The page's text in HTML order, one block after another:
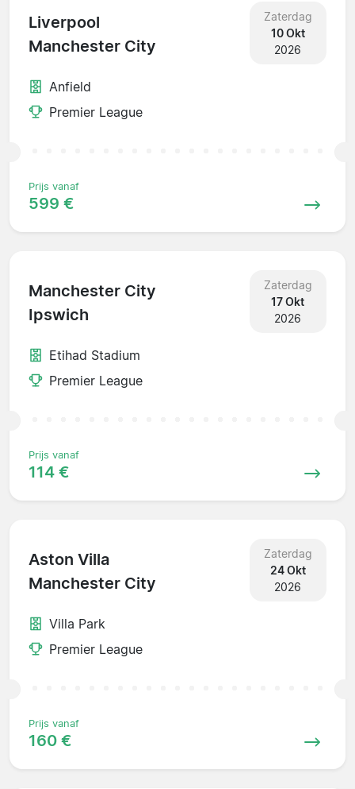
Liverpool
Manchester City
Zaterdag
10 Okt
2026
Anfield
Premier League
Prijs vanaf
599 €
Manchester City
Ipswich
Zaterdag
17 Okt
2026
Etihad Stadium
Premier League
Prijs vanaf
114 €
Aston Villa
Manchester City
Zaterdag
24 Okt
2026
Villa Park
Premier League
Prijs vanaf
160 €